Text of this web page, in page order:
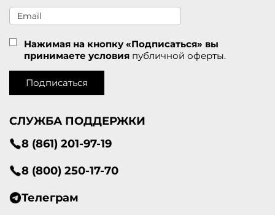
Нажимая на кнопку «Подписаться» вы
принимаете условия публичной оферты.
Подписаться
СЛУЖБА ПОДДЕРЖКИ
8 (861) 201-97-19
8 (800) 250-17-70
Телеграм